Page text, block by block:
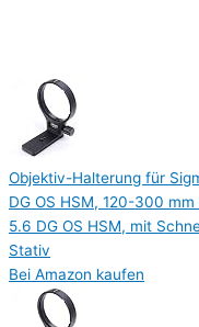
Objektiv-Halterung für
DG OS HSM, 120-300
5.6 DG OS HSM, mit
Stativ
Bei Amazon kaufen